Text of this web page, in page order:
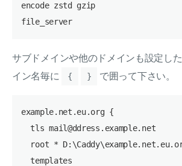
encode zstd gzip
file_server
サブドメインや他のドメインも設定し
イン名毎に
{ } で囲って下さい。
example.net.eu.org {
  tls mail@ddress.example.net
root *
  templates